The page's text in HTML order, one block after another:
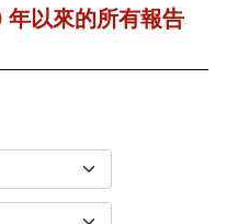
以來的所有報告